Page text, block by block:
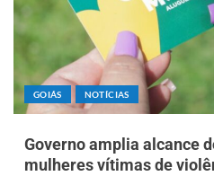
GOIÁS NOTÍCIAS
Governo amplia alcance
mulheres vítimas de